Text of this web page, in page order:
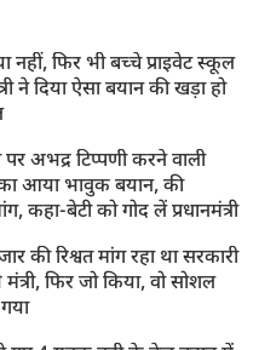
नहीं, फिर भी बच्चे प्राइवेट स्कूल
ने दिया ऐसा बयान की खड़ा हो
पर अभद्र टिप्पणी करने वाली
आया भावुक बयान, की
कहा-बेटी को गोद लें प्रधानमंत्री
की रिश्वत मांग रहा था सरकारी
फिर जो किया, वो सोशल